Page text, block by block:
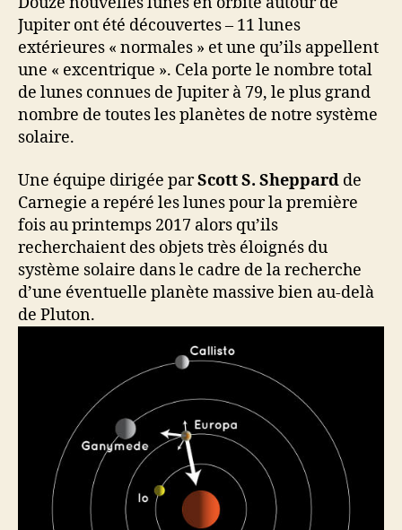
Jupiter ont été découvertes – 11 lunes
extérieures « normales » et une qu’ils appellent
une « excentrique ». Cela porte le nombre total
de lunes connues de Jupiter à 79, le plus grand
nombre de toutes les planètes de notre système
solaire.
Une équipe dirigée parScott S. Sheppard de
Carnegie a repéré les lunes pour la première
fois au printemps 2017 alors qu’ils
recherchaient des objets très éloignés du
système solaire dans le cadre de la recherche
d’une éventuelle planète massive bien au-delà
de Pluton.